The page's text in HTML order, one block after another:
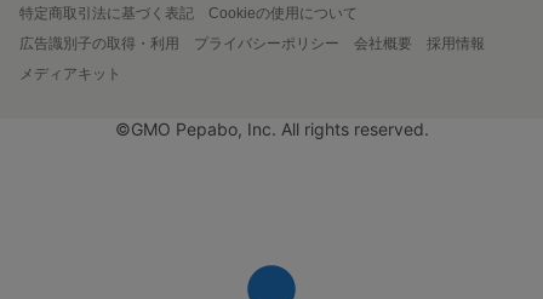
特定商取引法に基づく表記
Cookieの使用について
広告識別子の取得・利用
プライバシーポリシー 会社概要
採用情報
メディアキット
©GMO Pepabo, Inc. All rights reserved.